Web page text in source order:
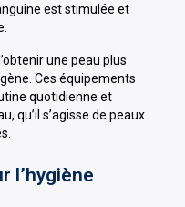
est stimulée et
une peau plus
Ces équipements
quotidienne et
qu’il s’agisse de peaux
l’hygiène